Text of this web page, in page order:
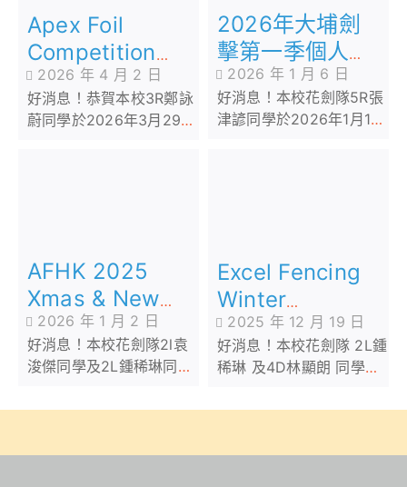
Apex Foil
Competition
2026
2026 年 4 月 2 日
好消息！恭賀本校3R鄭詠
蔚同學於2026年3月29日
2026年大埔劍
擊第一季個人花
劍分齡賽
2026 年 1 月 6 日
好消息！本校花劍隊5R張
津諺同學於2026年1月1日
AFHK 2025
Xmas & New
Year Cup
Fencing
Competition
2026 年 1 月 2 日
好消息！本校花劍隊2l袁
浚傑同學及2L鍾稀琳同學
由香港劍撃學院主辦「
New Year Cup Fencing
Excel Fencing
Winter
Competition
2025
2025 年 12 月 19 日
好消息！本校花劍隊 2L鍾
稀琳 及4D林顯朗 同學於
Excel Fencing主辦的
Competition 2025，分